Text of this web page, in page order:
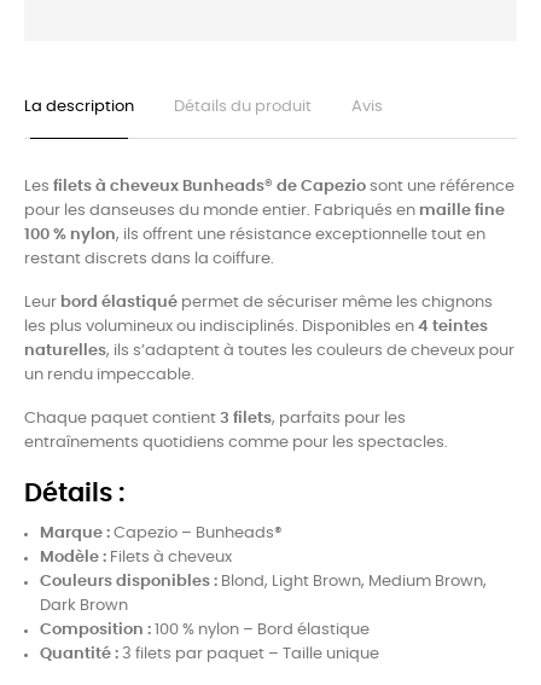
La description Détails du produit Avis
Les filets à cheveux Bunheads® de Capezio sont une référence
pour les danseuses du monde entier. Fabriqués en maille fine
100 % nylon, ils offrent une résistance exceptionnelle tout en
restant discrets dans la coiffure.
Leur bord élastiqué permet de sécuriser même les chignons
les plus volumineux ou indisciplinés. Disponibles en 4 teintes
naturelles, ils s’adaptent à toutes les couleurs de cheveux pour
un rendu impeccable.
Chaque paquet contient 3 filets, parfaits pour les
entraînements quotidiens comme pour les spectacles.
Détails :
Marque : Capezio – Bunheads®
Modèle : Filets à cheveux
Couleurs disponibles : Blond, Light Brown, Medium Brown,
Dark Brown
Composition : 100 % nylon – Bord élastique
Quantité : 3 filets par paquet – Taille unique